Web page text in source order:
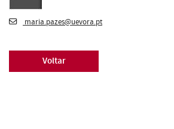
maria.pazes@uevora.pt
Voltar